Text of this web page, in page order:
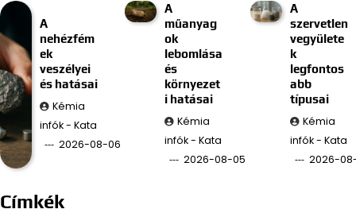
A
nehézfém
ek
veszélyei
és hatásai
Kémia
infók - Kata
2026-08-06
A
műanyag
ok
lebomlása
és
környezet
i hatásai
Kémia
infók - Kata
2026-08-05
A
szervetlen
vegyülete
k
legfontos
abb
típusai
Kémia
infók - Kata
2026-
Címkék